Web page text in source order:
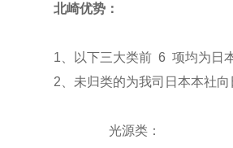
北崎优势：
1、以下三大类前 6 项均为日
2、未归类的为我司日本本社
光源类：